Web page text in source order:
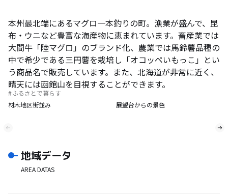
本州最北端にあるマグロ一本釣りの町。漁業が盛んで、昆
布・ウニなど豊富な海産物に恵まれています。畜産業では
大間牛「陸マグロ」のブランド化、農業では馬鈴薯品種の
中で希少である三円薯を栽培し「オコッペいもっこ」とい
う商品名で販売しています。また、北海道が非常に近く、
晴天には函館山を目視することができます。
ふるさとで暮らす
材木地区街並み
展望台からの景色
地域データ
AREA DATAS